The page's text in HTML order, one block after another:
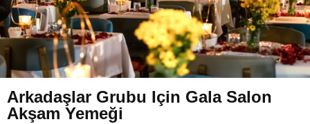
Arkadaşlar Grubu Için Gala Salon
Akşam Yemeği